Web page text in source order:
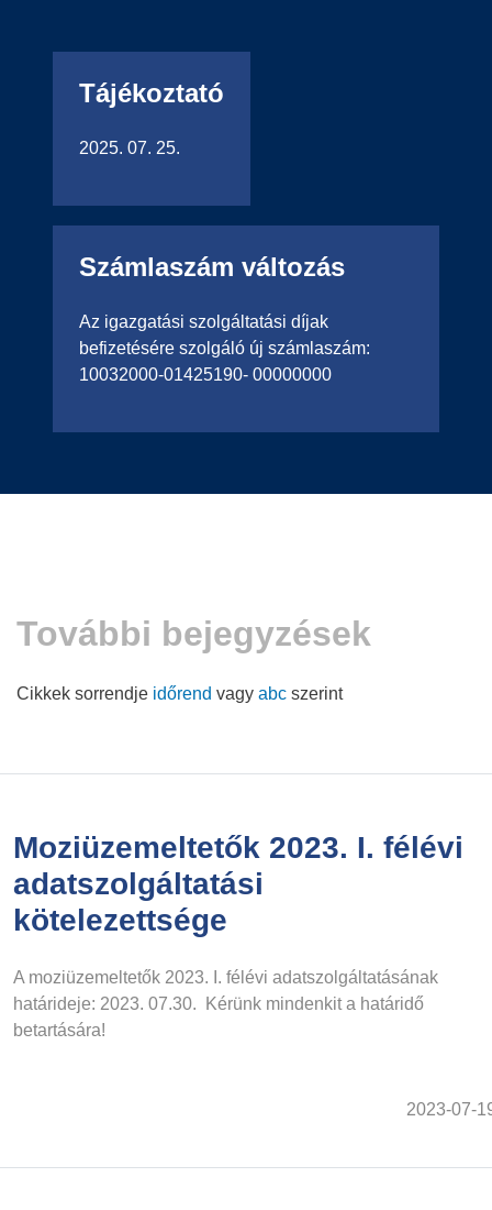
Tájékoztató
2025. 07. 25.
Számlaszám változás
Az igazgatási szolgáltatási díjak
befizetésére szolgáló új számlaszám:
10032000-01425190- 00000000
További bejegyzések
Cikkek sorrendje időrend vagy abc szerint
Moziüzemeltetők 2023. I. félévi
adatszolgáltatási
kötelezettsége
A moziüzemeltetők 2023. I. félévi adatszolgáltatásának
határideje: 2023. 07.30. Kérünk mindenkit a határidő
betartására!
2023-07-